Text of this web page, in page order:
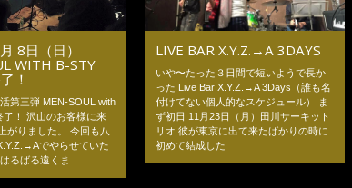
8日（日）
WITH B-STY
！
第三弾 MEN-SOUL with
了！ 沢山のお客様に来
がりました。 今回も八
でやらせていた
るばる遠くま
LIVE BAR X.Y.Z.→A 3DAYS
いや〜たった３日間で短いようで長か
った Live Bar X.Y.Z.→A 3Days（誰も名
付けてない個人的なスケジュール） ま
ず初日 11月23日（月）田川サーキット
リオ 彼が東京に出て来たばかりの時に
初めて結成した